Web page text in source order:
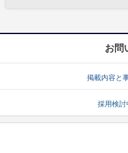
お問
掲載内容と
採用検討